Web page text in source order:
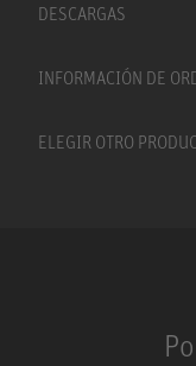
DESCARGAS
INFORMACIÓN DE
ELEGIR OTRO